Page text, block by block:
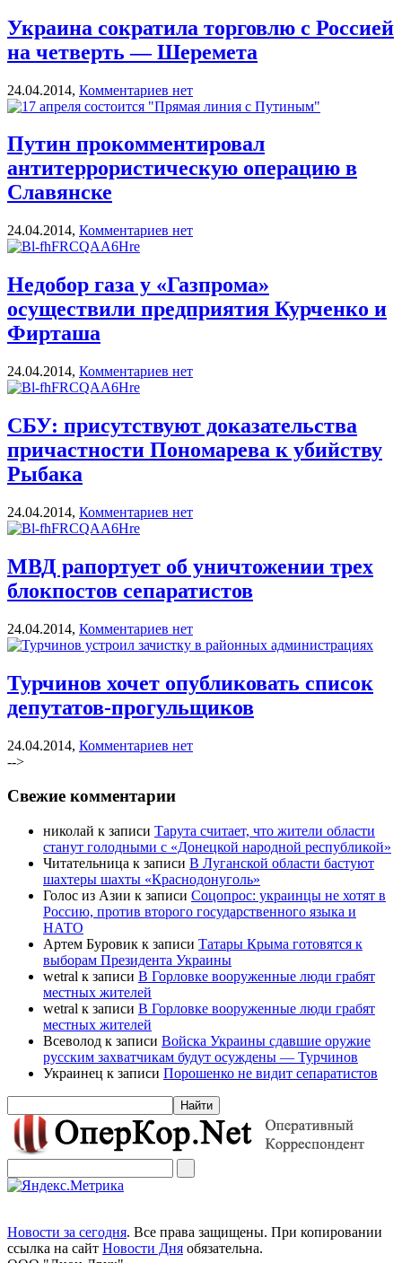
Украина сократила торговлю с Россией
на четверть — Шеремета
24.04.2014, Комментариев нет
Путин прокомментировал
антитеррористическую операцию в
Славянске
24.04.2014, Комментариев нет
Недобор газа у «Газпрома»
осуществили предприятия Курченко и
Фирташа
24.04.2014, Комментариев нет
СБУ: присутствуют доказательства
причастности Пономарева к убийству
Рыбака
24.04.2014, Комментариев нет
МВД рапортует об уничтожении трех
блокпостов сепаратистов
24.04.2014, Комментариев нет
Турчинов хочет опубликовать список
депутатов-прогульщиков
24.04.2014, Комментариев нет
-->
Свежие комментарии
николай к записи Тарута считает, что жители области
станут голодными с «Донецкой народной республикой»
Читательница к записи В Луганской области бастуют
шахтеры шахты «Краснодонуголь»
Голос из Азии к записи Соцопрос: украинцы не хотят в
Россию, против второго государственного языка и
НАТО
Артем Буровик к записи Татары Крыма готовятся к
выборам Президента Украины
wetral к записи В Горловке вооруженные люди грабят
местных жителей
wetral к записи В Горловке вооруженные люди грабят
местных жителей
Всеволод к записи Войска Украины сдавшие оружие
русским захватчикам будут осуждены — Турчинов
Украинец к записи Порошенко не видит сепаратистов
Новости за сегодня. Все права защищены. При копировании
ссылка на сайт Новости Дня обязательна.